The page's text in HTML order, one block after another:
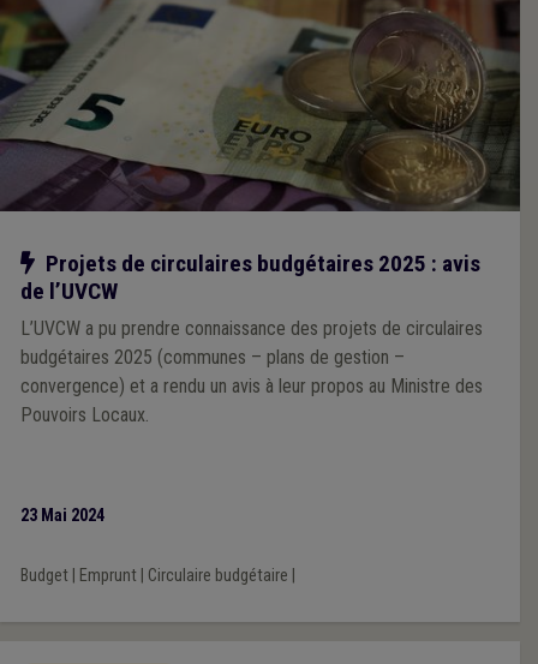
Notre action
Projets de circulaires budgétaires 2025 : avis
de l’UVCW
L’UVCW a pu prendre connaissance des projets de circulaires
budgétaires 2025 (communes – plans de gestion –
convergence) et a rendu un avis à leur propos au Ministre des
Pouvoirs Locaux.
23 Mai 2024
Budget| Emprunt| Circulaire budgétaire